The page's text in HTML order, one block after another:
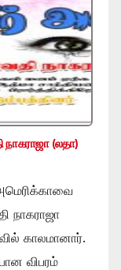
நாகராஜா (லதா)
நாகராஜா
காலமானார்.
விபரம்